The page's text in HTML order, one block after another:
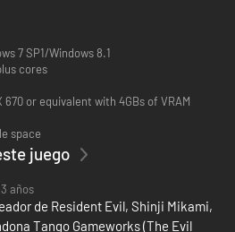
7 SP1/Windows 8.1
cores
670 or equivalent with 4GBs of VRAM
space
juego
años
de Resident Evil, Shinji Mikami,
Tango Gameworks (The Evil